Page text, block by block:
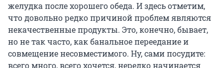
желудка после хорошего обеда. И здесь отметим,
что довольно редко причиной проблем являются
некачественные продукты. Это, конечно, бывает,
но не так часто, как банальное переедание и
совмещение несовместимого. Ну, сами посудите:
всего много, всего хочется, нередко начинается